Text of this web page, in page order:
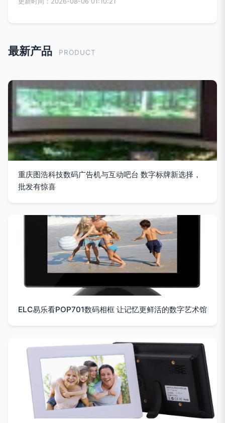
最新产品 PRODUCT
重庆图浩科技数码广告机与互动吧台 数字标牌新选择，
批发有惊喜
ELC易乐看POP701数码相框 让记忆更鲜活的数字艺术馆